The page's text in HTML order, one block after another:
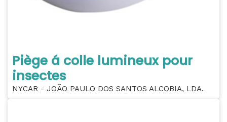
Piège á colle lumineux pour
insectes
NYCAR - JOÃO PAULO DOS SANTOS ALCOBIA, LDA.